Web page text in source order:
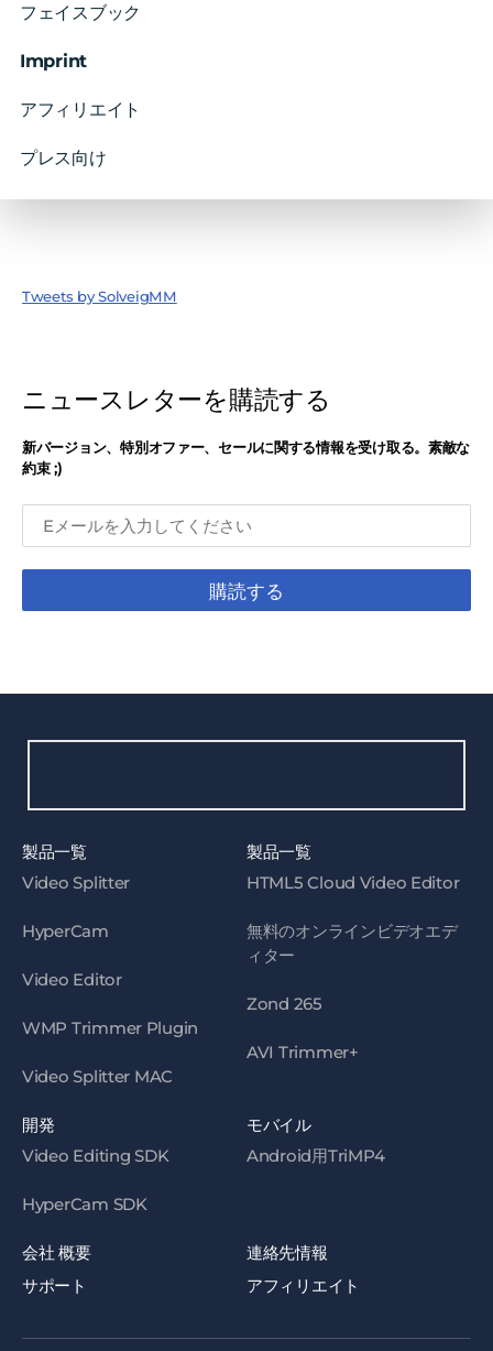
フェイスブック
Imprint
アフィリエイト
プレス向け
Tweets by SolveigMM
ニュースレターを購読する
新バージョン、特別オファー、セールに関する情報を受け取る。素敵な
約束 ;)
購読する
製品一覧
Video Splitter
HyperCam
Video Editor
WMP Trimmer Plugin
Video Splitter MAC
製品一覧
HTML5 Cloud Video Editor
無料のオンラインビデオエデ
ィター
Zond 265
AVI Trimmer+
開発
Video Editing SDK
HyperCam SDK
モバイル
Android用TriMP4
会社 概要
連絡先情報
サポート
アフィリエイト